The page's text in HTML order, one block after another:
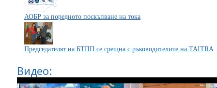
АОБР за поредното поскъпване на тока
Председателят на БТПП се срещна с ръководителите на TAITRA
Видео: